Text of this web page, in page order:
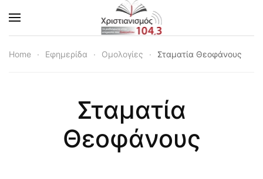
Skip to main content
Home Εφημερίδα Ομολογίες Σταματία Θεοφάνους
Σταματία
Θεοφάνους